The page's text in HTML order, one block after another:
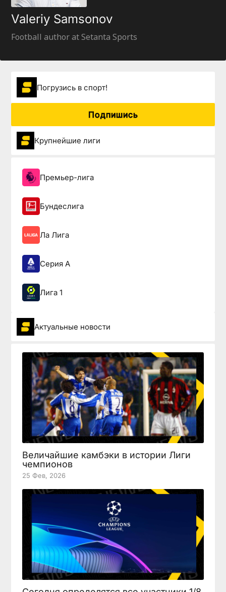
Valeriy Samsonov
Football author at Setanta Sports
Погрузиcь в спорт!
Подпишись
Крупнейшие лиги
Премьер-лига
Бундеслига
Ла Лига
Серия А
Лига 1
Актуальные новости
Величайшие камбэки в истории Лиги
чемпионов
25 Фев, 2026